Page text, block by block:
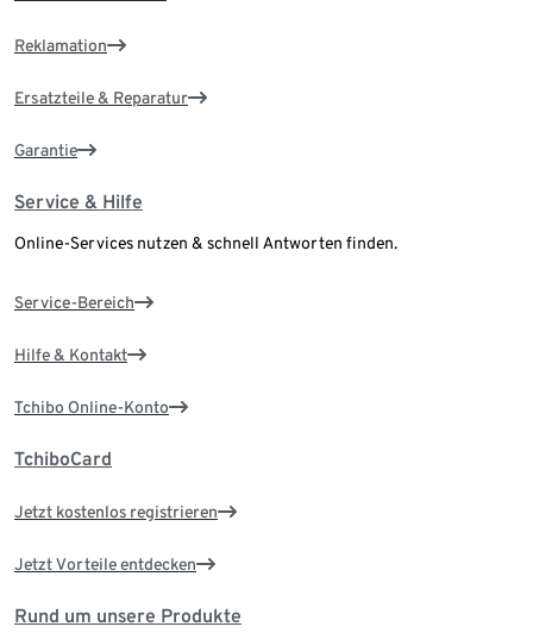
Reklamation
Ersatzteile & Reparatur
Garantie
Service & Hilfe
Online-Services nutzen & schnell Antworten finden.
Service-Bereich
Hilfe & Kontakt
Tchibo Online-Konto
TchiboCard
Jetzt kostenlos registrieren
Jetzt Vorteile entdecken
Rund um unsere Produkte